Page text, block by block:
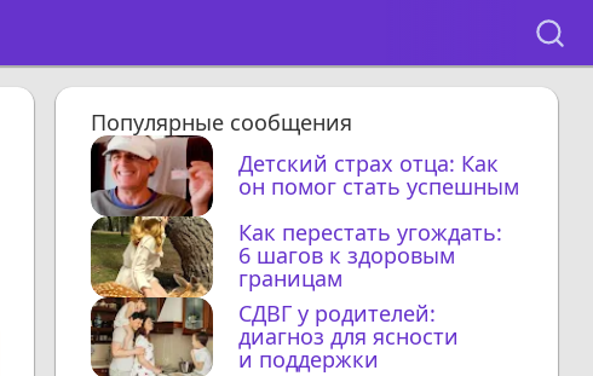
Популярные сообщения
Детский страх отца: Как
он помог стать успешным
Как перестать угождать:
6 шагов к здоровым
границам
СДВГ у родителей:
диагноз для ясности
и поддержки